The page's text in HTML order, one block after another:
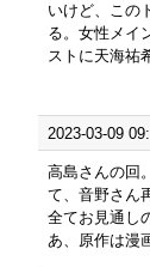
いけど、この
る。女性メイ
ストに天海祐
2023-03-09
高島さんの回
て、音野さん
全てお見通し
あ、原作は漫